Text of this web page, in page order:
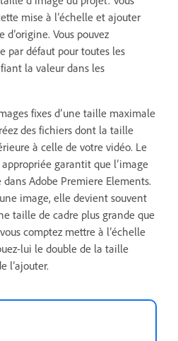
mise à l’échelle et ajouter
Vous pouvez
par défaut pour toutes les
la valeur dans les
fixes d’une taille maximale
des fichiers dont la taille
à celle de votre vidéo. Le
garantit que l’image
Adobe Premiere Elements.
image, elle devient souvent
taille de cadre plus grande que
comptez mettre à l’échelle
lui le double de la taille
l’ajouter.